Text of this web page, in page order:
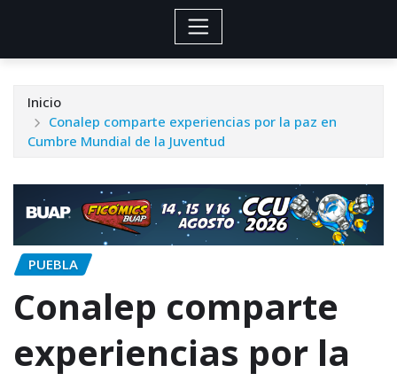
Inicio
Conalep comparte experiencias por la paz en
Cumbre Mundial de la Juventud
PUEBLA
Conalep comparte
experiencias por la